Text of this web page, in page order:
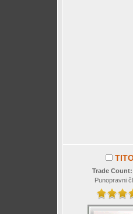
Trade Count:
Punopravni